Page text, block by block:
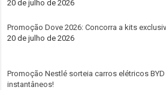
20 de julho de 2026
Promoção Dove 2026: Concorra a kits
20 de julho de 2026
Promoção Nestlé sorteia carros elétricos
instantâneos!